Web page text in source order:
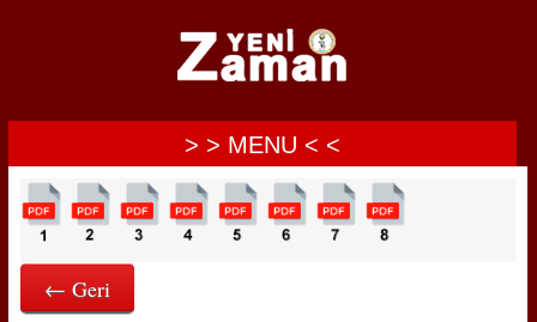
> > MENU < <
← Geri